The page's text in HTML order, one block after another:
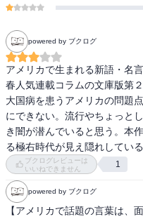
powered by ブクログ
アメリカで生まれる新語・名
春人気連載コラムの文庫版第２
大国病を患うアメリカの問題
にできない。流行やちょっと
き闇が潜んでいると思う。本
る極右時代が見え隠れしている
ブクログレビューは
いいねできません
1
powered by ブクログ
【アメリカで話題の言葉は、